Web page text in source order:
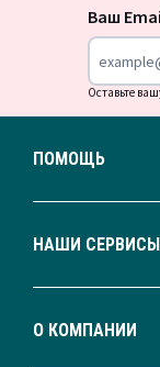
Ваш
Оставьте
ПОМОЩЬ
НАШИ СЕРВИСЫ
О КОМПАНИИ